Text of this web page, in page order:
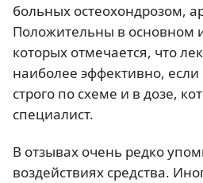
больных остеохондрозом,
Положительны в основном
которых отмечается, что
наиболее эффективно, если
строго по схеме и в дозе,
специалист.
В отзывах очень редко
воздействиях средства.